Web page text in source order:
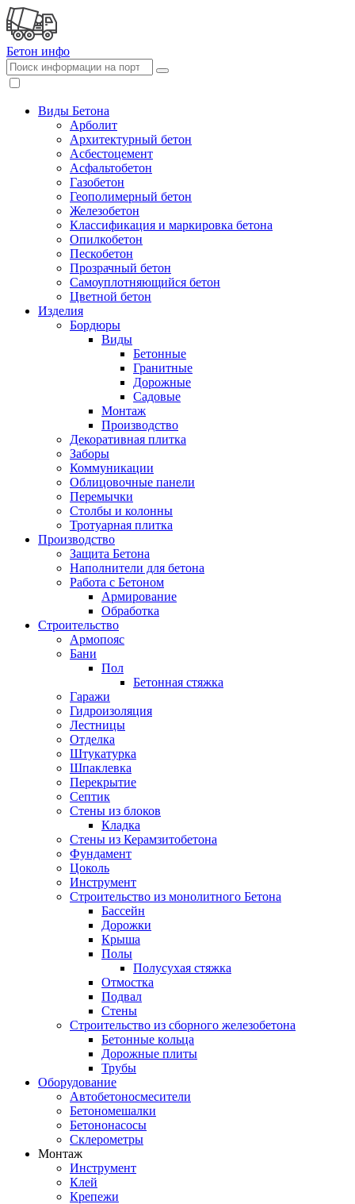
Бетон инфо
Виды Бетона
Арболит
Архитектурный бетон
Асбестоцемент
Асфальтобетон
Газобетон
Геополимерный бетон
Железобетон
Классификация и маркировка бетона
Опилкобетон
Пескобетон
Прозрачный бетон
Самоуплотняющийся бетон
Цветной бетон
Изделия
Бордюры
Виды
Бетонные
Гранитные
Дорожные
Садовые
Монтаж
Производство
Декоративная плитка
Заборы
Коммуникации
Облицовочные панели
Перемычки
Столбы и колонны
Тротуарная плитка
Производство
Защита Бетона
Наполнители для бетона
Работа с Бетоном
Армирование
Обработка
Строительство
Армопояс
Бани
Пол
Бетонная стяжка
Гаражи
Гидроизоляция
Лестницы
Отделка
Штукатурка
Шпаклевка
Перекрытие
Септик
Стены из блоков
Кладка
Стены из Керамзитобетона
Фундамент
Цоколь
Инструмент
Строительство из монолитного Бетона
Бассейн
Дорожки
Крыша
Полы
Полусухая стяжка
Отмостка
Подвал
Стены
Строительство из сборного железобетона
Бетонные кольца
Дорожные плиты
Трубы
Оборудование
Автобетоносмесители
Бетономешалки
Бетононасосы
Склерометры
Монтаж
Инструмент
Клей
Крепежи